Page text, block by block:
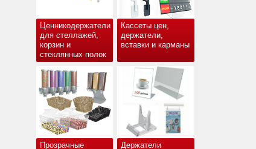
Ценникодержатели
для стеллажей,
корзин и
стеклянных полок
Кассеты цен,
держатели,
вставки и карманы
Прозрачные Держатели